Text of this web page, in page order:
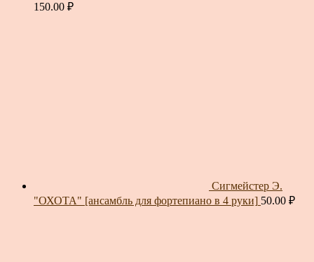
150.00 ₽
Сигмейстер Э.
"ОХОТА" [ансамбль для фортепиано в 4 руки] 50.00 ₽